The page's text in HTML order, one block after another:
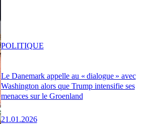
Le Danemark appelle au « dialogue » avec
Washington alors que Trump intensifie ses
menaces sur le Groenland
21.01.2026
POLITIQUE